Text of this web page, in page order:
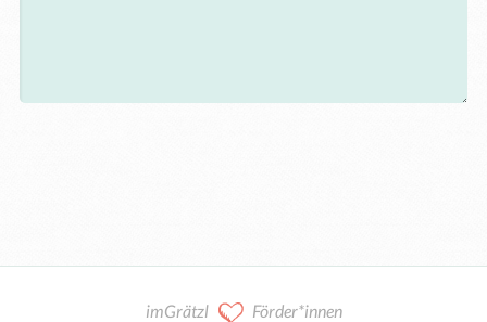
imGrätzl Förder*innen